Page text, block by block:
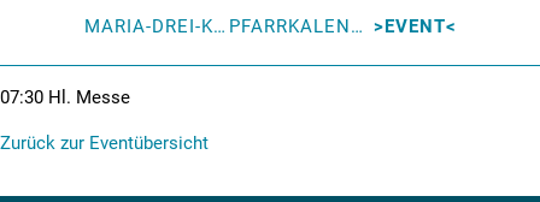
MARIA-DREI-KIRCHEN PFARRKALENDER EVENT
07:30 Hl. Messe
Zurück zur Eventübersicht